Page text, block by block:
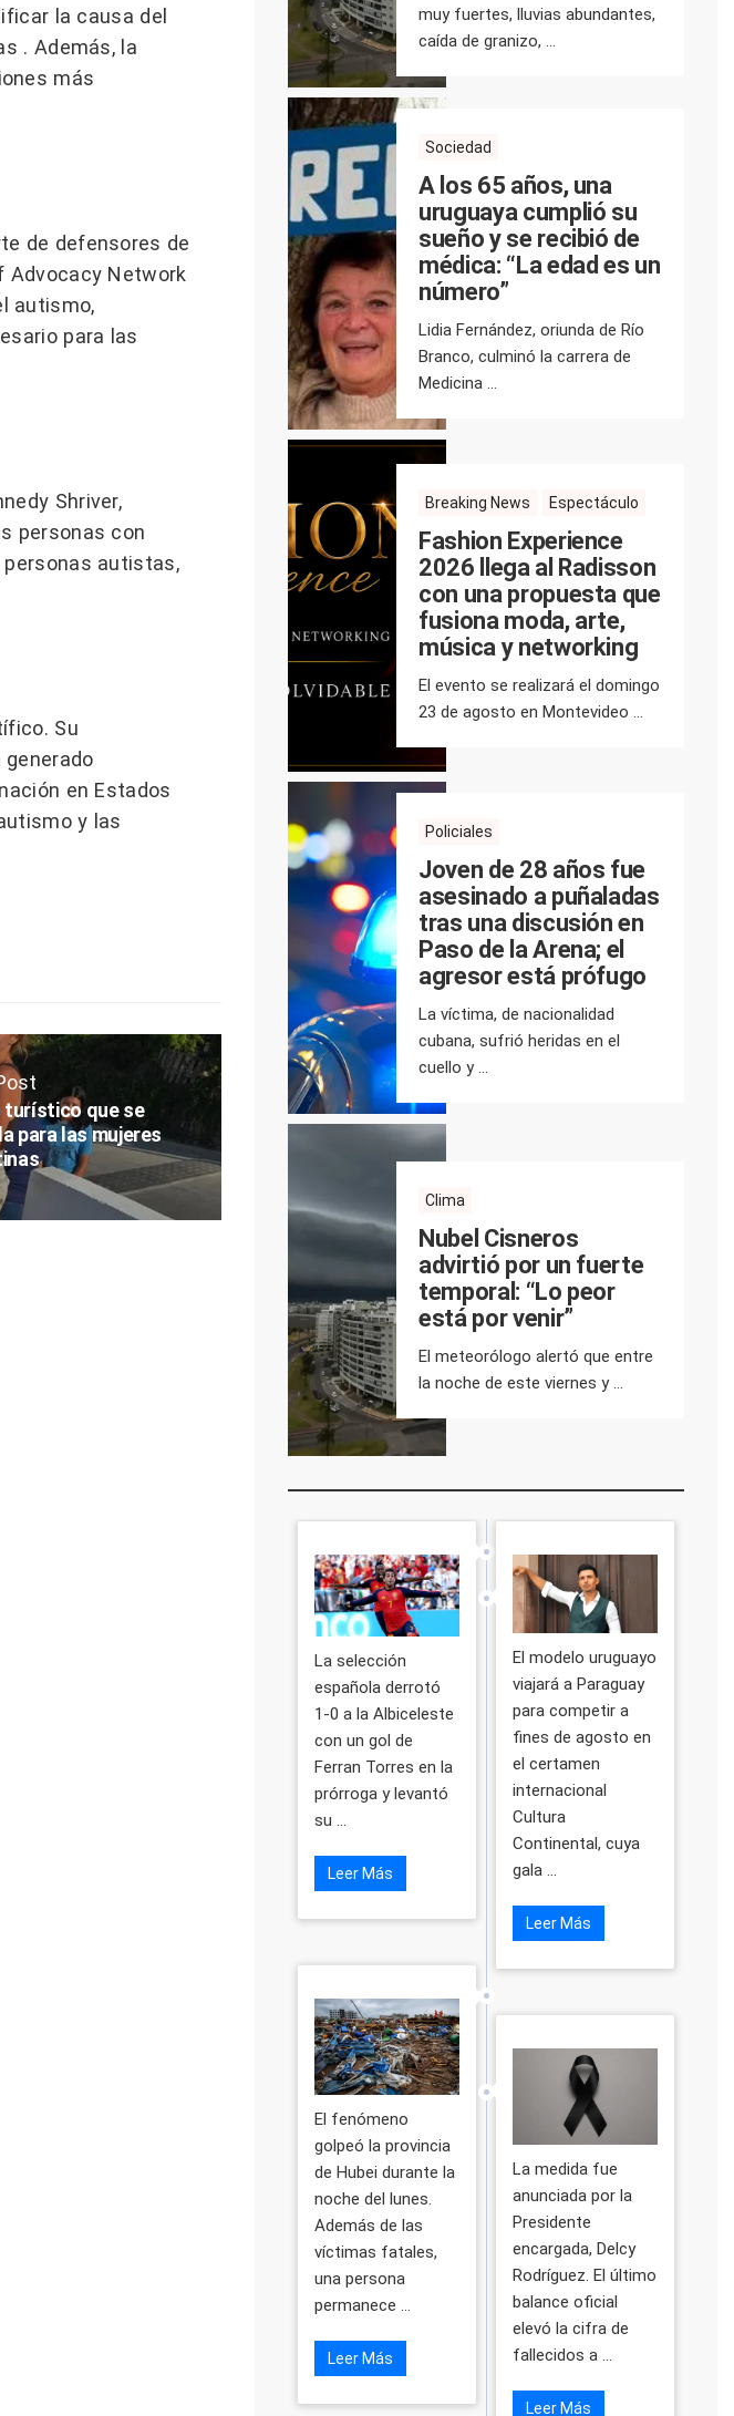
la causa del
. Además, la
más
de defensores de
Advocacy Network
autismo,
para las
Shriver,
personas con
autistas,
Su
en Estados
y las
turístico que se
para las mujeres
muy fuertes, lluvias abundantes,
caída de granizo, ...
Sociedad
A los 65 años, una
uruguaya cumplió su
sueño y se recibió de
médica: “La edad es un
número”
Lidia Fernández, oriunda de Río
Branco, culminó la carrera de
Medicina ...
Breaking News Espectáculo
Fashion Experience
2026 llega al Radisson
con una propuesta que
fusiona moda, arte,
música y networking
El evento se realizará el domingo
23 de agosto en Montevideo ...
Policiales
Joven de 28 años fue
asesinado a puñaladas
tras una discusión en
Paso de la Arena; el
agresor está prófugo
La víctima, de nacionalidad
cubana, sufrió heridas en el
cuello y ...
Clima
Nubel Cisneros
advirtió por un fuerte
temporal: “Lo peor
está por venir”
El meteorólogo alertó que entre
la noche de este viernes y ...
La selección
española derrotó
1-0 a la Albiceleste
con un gol de
Ferran Torres en la
prórroga y levantó
su ...
Leer Más
El modelo uruguayo
viajará a Paraguay
para competir a
fines de agosto en
el certamen
internacional
Cultura
Continental, cuya
gala ...
Leer Más
El fenómeno
golpeó la provincia
de Hubei durante la
noche del lunes.
Además de las
víctimas fatales,
una persona
permanece ...
Leer Más
La medida fue
anunciada por la
Presidente
encargada, Delcy
Rodríguez. El último
balance oficial
elevó la cifra de
fallecidos a ...
Leer Más